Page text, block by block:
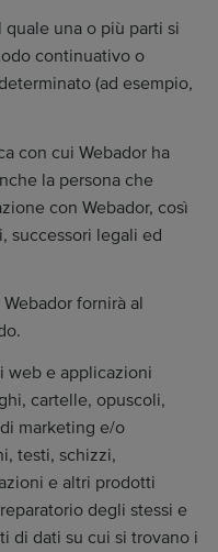
quale una o più parti si
continuativo o
(ad esempio,
con cui Webador ha
la persona che
con Webador, così
successori legali ed
fornirà al
web e applicazioni
cartelle, opuscoli,
marketing e/o
testi, schizzi,
e altri prodotti
degli stessi e
di dati su cui si trovano i